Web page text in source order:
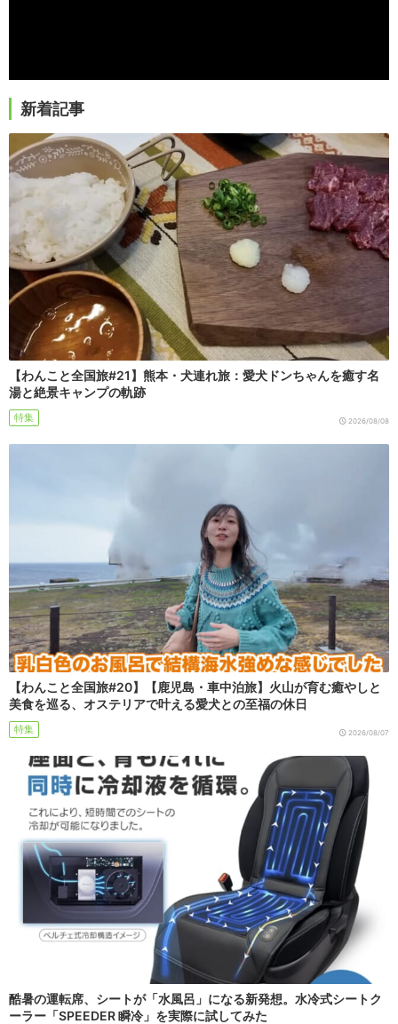
新着記事
【わんこと全国旅#21】熊本・犬連れ旅：愛犬ドンちゃんを癒す名
湯と絶景キャンプの軌跡
特集 2026/08/08
【わんこと全国旅#20】【鹿児島・車中泊旅】火山が育む癒やしと
美食を巡る、オステリアで叶える愛犬との至福の休日
特集 2026/08/07
酷暑の運転席、シートが「水風呂」になる新発想。水冷式シートク
ーラー「SPEEDER 瞬冷」を実際に試してみた